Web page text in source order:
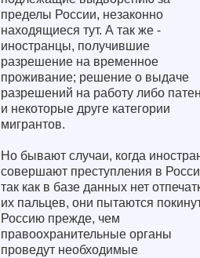
пределы России, незаконно
находящиеся тут. А так же -
иностранцы, получившие
разрешение на временное
проживание; решение о выдаче
разрешений на работу либо
и некоторые друге категории
мигрантов.
Но бывают случаи, когда
совершают преступления в
так как в базе данных нет
их пальцев, они пытаются
Россию прежде, чем
правоохранительные органы
проведут необходимые